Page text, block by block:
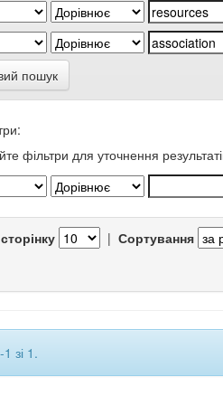
пошук
фільтри для уточнення
| Сортування
зі 1.